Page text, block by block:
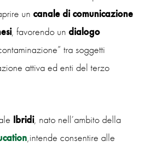
un canale di comunicazione
, favorendo un dialogo
tra soggetti
attiva ed enti del terzo
Ibridi, nato nell’ambito della
,intende consentire alle